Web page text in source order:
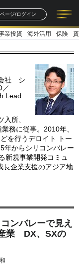
ージ/ログイン
記事一覧 連載一覧
著者一覧 書籍一覧
業投資 海外活用 保険
社 シ
／
Lead
所、
務に従事。2010年、
を行うデロイト トー
年からシリコンバレー
新規事業開発コミュ
長企業支援のアジア地
ンバレーで見え
業 DX、SXの